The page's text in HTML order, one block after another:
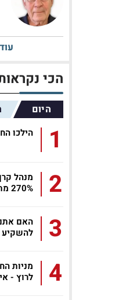
הכי
היום
1 הילכו
2
270% מתחילת השנה - ומה אפשר...
3
האם
4
לרוץ -